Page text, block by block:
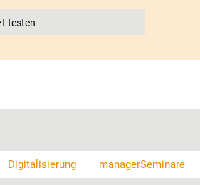
testen
Digitalisierung managerSeminare